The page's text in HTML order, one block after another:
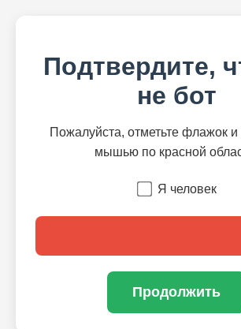
Подтвердите,
не бот
Пожалуйста, отметьте флажок
мышью по красной
Я человек
Продолжить